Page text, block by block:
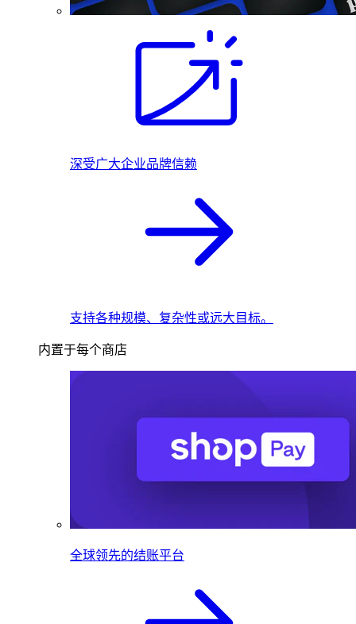
深受广大企业品牌信赖
支持各种规模、复杂性或远大目标。
内置于每个商店
全球领先的结账平台